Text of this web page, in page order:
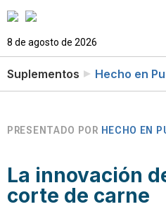
8 de agosto de 2026
Suplementos Hecho en
PRESENTADO POR HECHO EN
La innovación
corte de carne